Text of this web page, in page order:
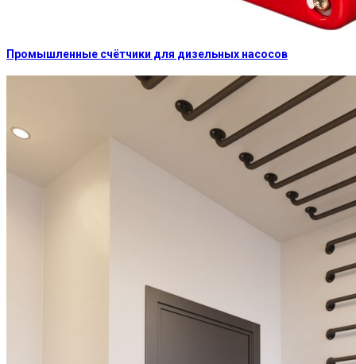
Промышленные счётчики для дизельных насосов